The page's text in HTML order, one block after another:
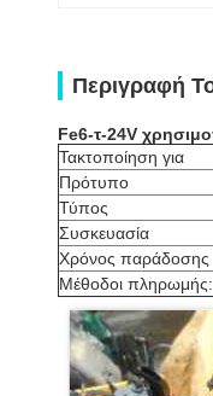
Περιγραφή
Fe6-τ-24V
Τακτοποίηση για
Πρότυπο
Τύπος
Συσκευασία
Χρόνος παράδοσης
Μέθοδοι πληρωμής: